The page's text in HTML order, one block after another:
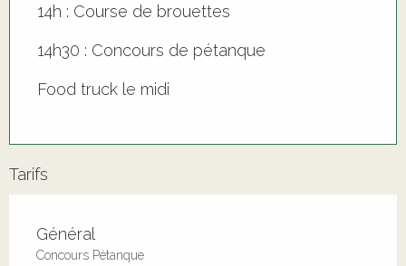
14h : Course de brouettes
14h30 : Concours de pétanque
Food truck le midi
Tarifs
Tarifs 2026
Général
Concours Pétanque